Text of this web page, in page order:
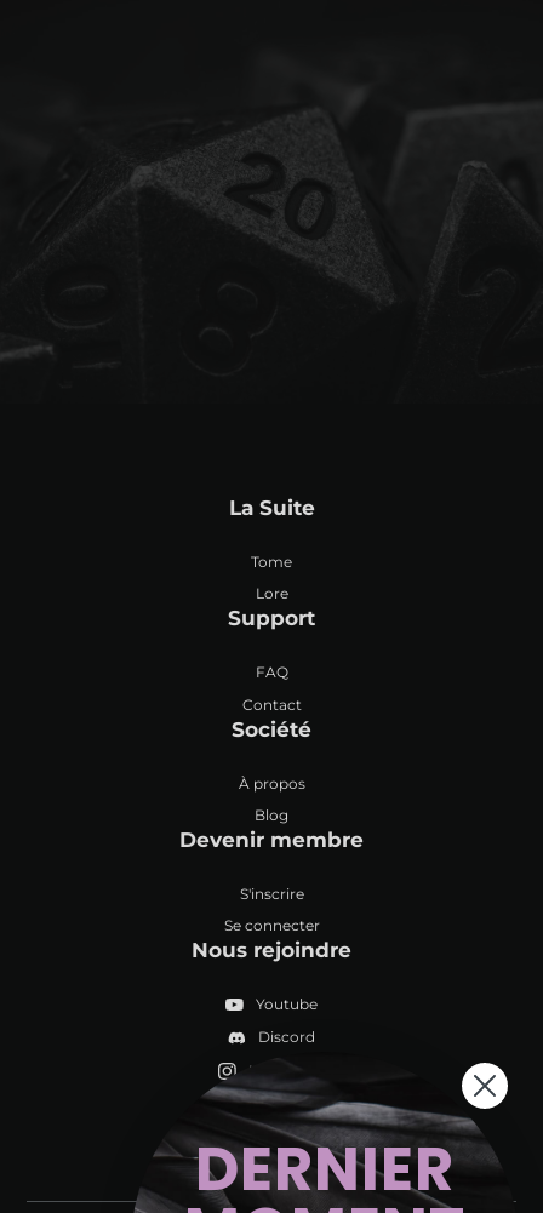
La Suite
Tome
Lore
Support
FAQ
Contact
Société
À propos
Blog
Devenir membre
S'inscrire
Se connecter
Nous rejoindre
Youtube
Discord
Instagram
DERNIER